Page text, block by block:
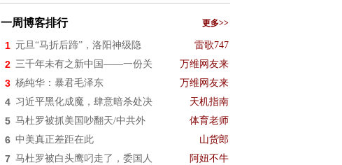
一周博客排行 更多>>
1 元旦“马折后蹄”，洛阳神级隐 雷歌747
2 三千年未有之新中国——一份关 万维网友来
3 杨纯华：暴君毛泽东 万维网友来
4 习近平黑化成魔，肆意暗杀处决 天机指南
5 马杜罗被抓美国吵翻天/中共外 体育老师
6 中美真正差距在此 山货郎
7 马杜罗被白头鹰叼走了，委国人 阿妞不牛